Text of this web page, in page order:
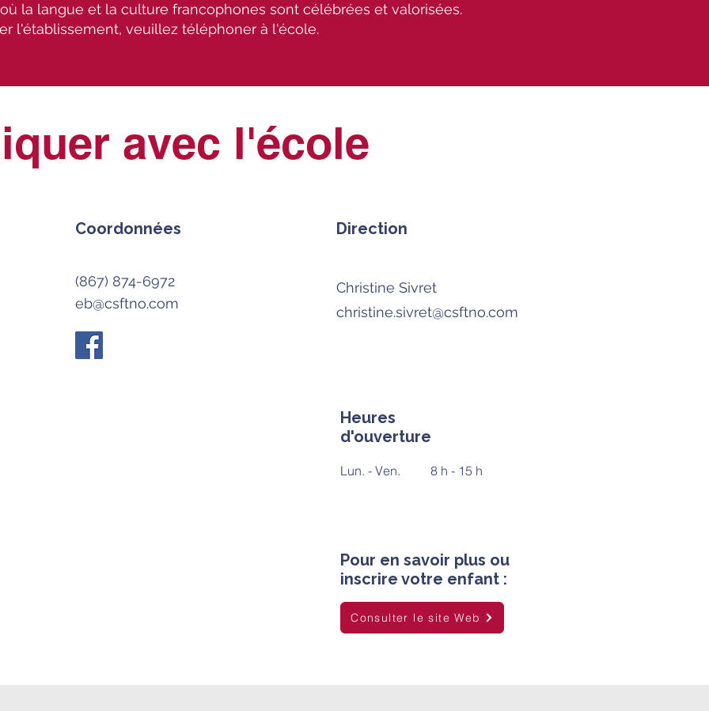
la langue et la culture francophones sont célébrées et valorisées.
l'établissement, veuillez téléphoner à l'école.
avec l'école
Coordonnées
(867) 874-6972
eb@csftno.com
Direction
Christine Sivret
christine.sivret@csftno.com
Heures
d'ouverture
Lun. - Ven. 8 h - 15 h
Pour en savoir plus ou
inscrire votre enfant :
Consulter le site Web